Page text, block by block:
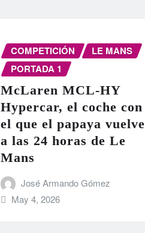
COMPETICIÓN
LE MANS
PORTADA 1
McLaren MCL-HY
Hypercar, el coche con
el que el papaya vuelve
a las 24 horas de Le
Mans
José Armando Gómez
May 4, 2026